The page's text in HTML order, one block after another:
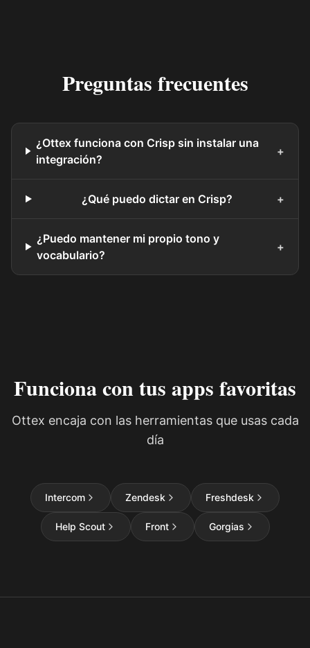
Preguntas frecuentes
¿Ottex funciona con Crisp sin instalar una
integración?
+
¿Qué puedo dictar en Crisp? +
¿Puedo mantener mi propio tono y
vocabulario?
+
Funciona con tus apps favoritas
Ottex encaja con las herramientas que usas cada
día
Intercom Zendesk Freshdesk
Help Scout Front Gorgias